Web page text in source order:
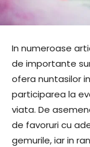
In numeroase
de importante
ofera nuntasilor
participarea la
viata. De
de favoruri cu
gemurile, iar in